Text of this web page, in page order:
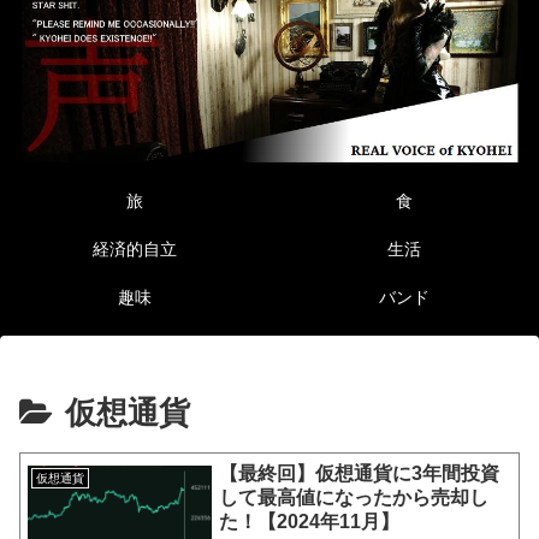
旅 食
経済的自立 生活
趣味 バンド
仮想通貨
仮想通貨
【最終回】仮想通貨に3年間投資
して最高値になったから売却し
た！【2024年11月】